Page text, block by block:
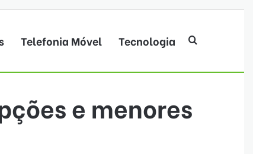
Telefonia Móvel Tecnologia
e menores